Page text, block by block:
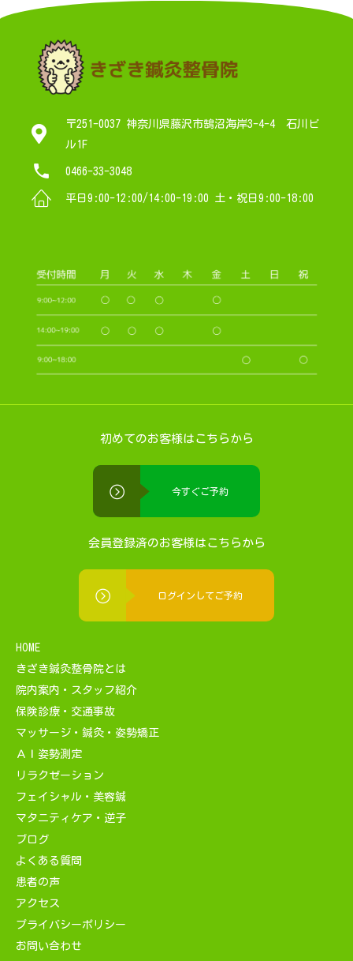
〒251-0037 神奈川県藤沢市鵠沼海岸3-4-4 石川ビ
ル1F
0466-33-3048
平日9:00-12:00/14:00-19:00 土・祝日9:00-18:00
初めてのお客様はこちらから
今すぐご予約
会員登録済のお客様はこちらから
ログインしてご予約
HOME
きざき鍼灸整骨院とは
院内案内・スタッフ紹介
保険診療・交通事故
マッサージ・鍼灸・姿勢矯正
ＡＩ姿勢測定
リラクゼーション
フェイシャル・美容鍼
マタニティケア・逆子
ブログ
よくある質問
患者の声
アクセス
プライバシーポリシー
お問い合わせ